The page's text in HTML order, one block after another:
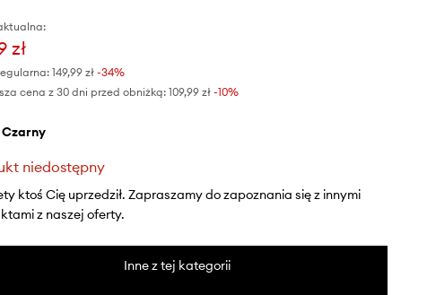
zł
149,99 zł-34%
cena z 30 dni przed obniżką: 109,99 zł -10%
czarny
niedostępny
ktoś Cię uprzedził. Zapraszamy do zapoznania się z innymi
z naszej oferty.
Inne z tej kategorii